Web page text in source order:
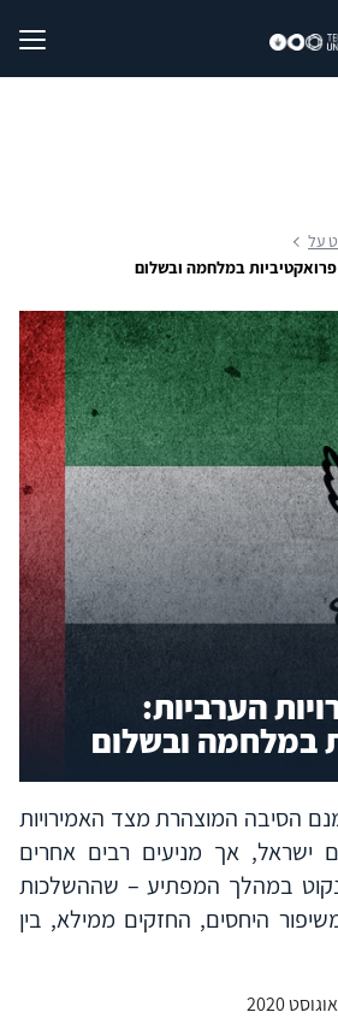
על
במלחמה ובשלום
הערביות:
במלחמה ובשלום
הסיבה המוצהרת מצד האמירויות
אך מניעים רבים אחרים
במהלך המפתיע – שההשלכות
היחסים, החזקים ממילא, בין